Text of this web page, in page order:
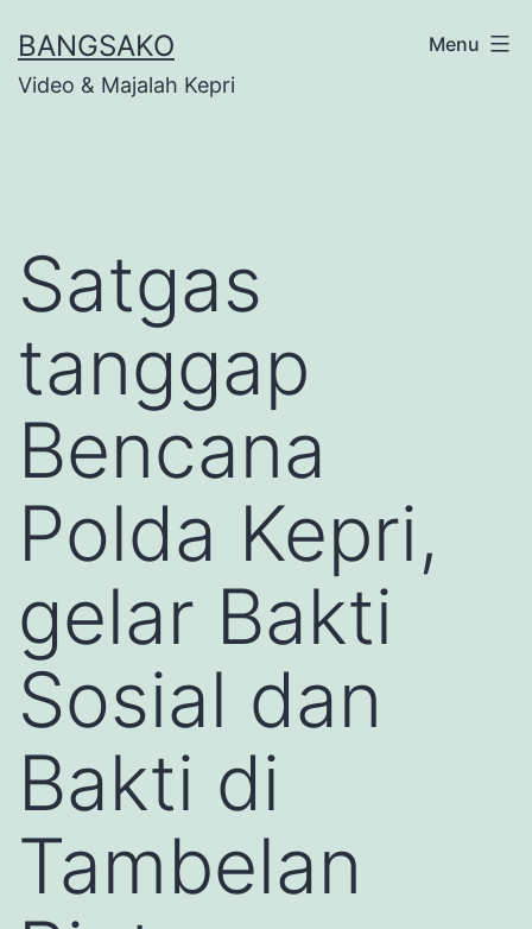
to
content
BANGSAKO
Video & Majalah Kepri
Menu
Satgas
tanggap
Bencana
Polda Kepri,
gelar Bakti
Sosial dan
Bakti di
Tambelan